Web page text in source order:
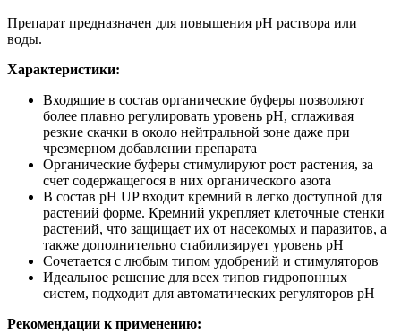
Препарат предназначен для повышения рН раствора или
воды.
Характеристики:
Входящие в состав органические буферы позволяют
более плавно регулировать уровень рН, сглаживая
резкие скачки в около нейтральной зоне даже при
чрезмерном добавлении препарата
Органические буферы стимулируют рост растения, за
счет содержащегося в них органического азота
В состав рН UP входит кремний в легко доступной для
растений форме. Кремний укрепляет клеточные стенки
растений, что защищает их от насекомых и паразитов, а
также дополнительно стабилизирует уровень рН
Сочетается с любым типом удобрений и стимуляторов
Идеальное решение для всех типов гидропонных
систем, подходит для автоматических регуляторов рН
Рекомендации к применению: